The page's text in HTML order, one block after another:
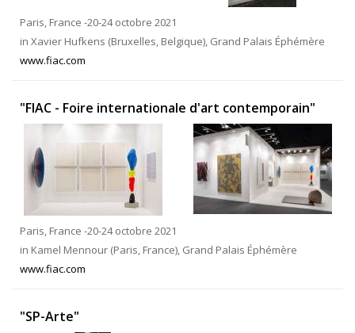
Paris, France -20-24 octobre 2021
in Xavier Hufkens (Bruxelles, Belgique), Grand Palais Éphémère
www.fiac.com
"FIAC - Foire internationale d'art contemporain"
Paris, France -20-24 octobre 2021
in Kamel Mennour (Paris, France), Grand Palais Éphémère
www.fiac.com
"SP-Arte"